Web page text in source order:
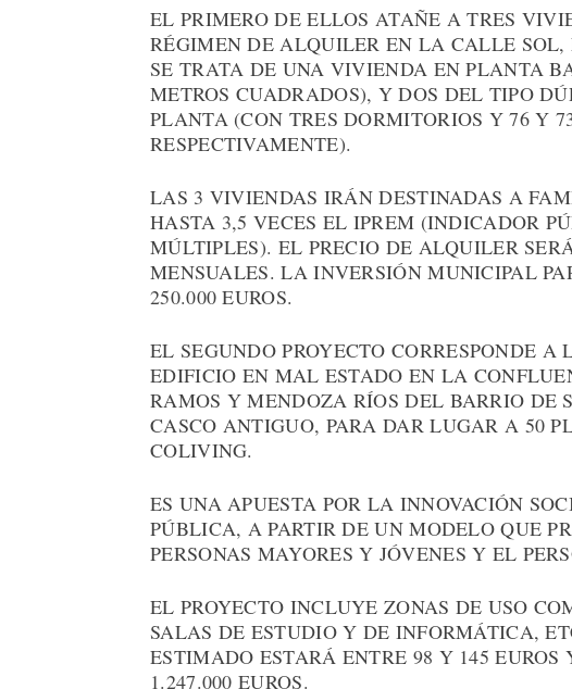
EL PRIMERO DE ELLOS ATAÑE A TRES
RÉGIMEN DE ALQUILER EN LA CALLE
SE TRATA DE UNA VIVIENDA EN PLANTA
METROS CUADRADOS), Y DOS DEL TIPO
PLANTA (CON TRES DORMITORIOS Y 76 Y
RESPECTIVAMENTE).
LAS 3 VIVIENDAS IRÁN DESTINADAS A
HASTA 3,5 VECES EL IPREM (INDICADOR
MÚLTIPLES). EL PRECIO DE ALQUILER
MENSUALES. LA INVERSIÓN MUNICIPAL
250.000 EUROS.
EL SEGUNDO PROYECTO CORRESPONDE
EDIFICIO EN MAL ESTADO EN LA
RAMOS Y MENDOZA RÍOS DEL BARRIO DE
CASCO ANTIGUO, PARA DAR LUGAR A 50
COLIVING.
ES UNA APUESTA POR LA INNOVACIÓN
PÚBLICA, A PARTIR DE UN MODELO QUE
PERSONAS MAYORES Y JÓVENES Y EL
EL PROYECTO INCLUYE ZONAS DE USO
SALAS DE ESTUDIO Y DE INFORMÁTICA,
ESTIMADO ESTARÁ ENTRE 98 Y 145
1.247.000 EUROS.